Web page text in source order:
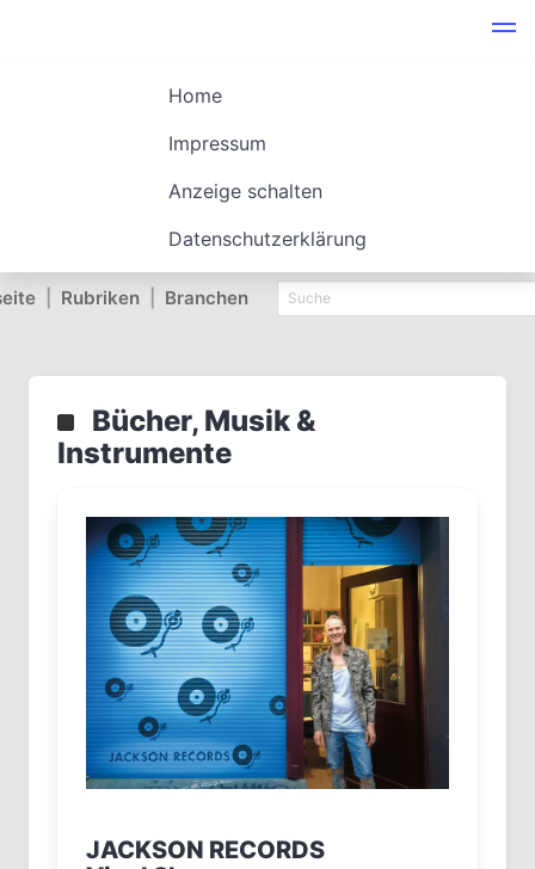
Home
Impressum
Anzeige schalten
Datenschutzerklärung
Rubriken Branchen
Bücher, Musik &
Instrumente
JACKSON RECORDS